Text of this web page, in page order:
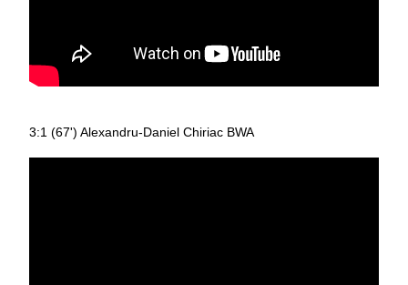
3:1 (67') Alexandru-Daniel Chiriac BWA